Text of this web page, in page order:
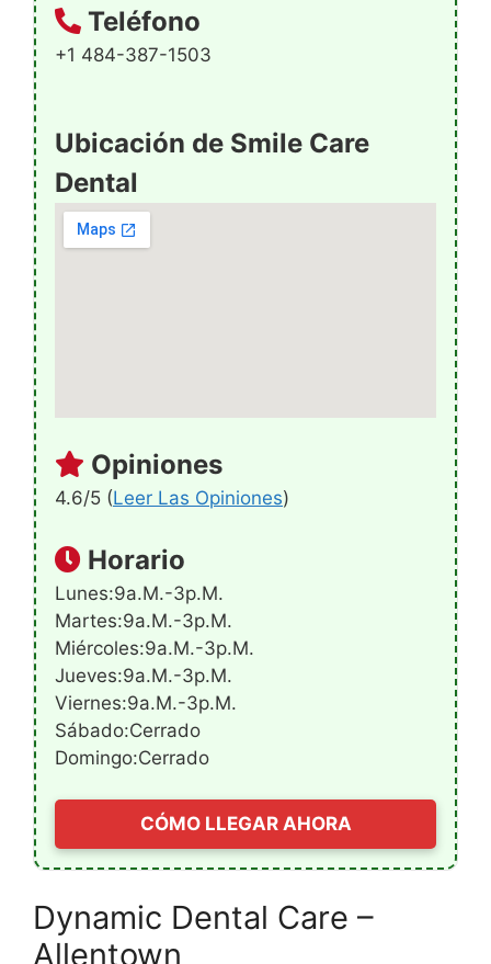
Teléfono
+1 484-387-1503
Ubicación de Smile Care
Dental
Opiniones
4.6/5 (Leer Las Opiniones)
Horario
Lunes:9a.m.-3p.m.
Martes:9a.m.-3p.m.
Miércoles:9a.m.-3p.m.
Jueves:9a.m.-3p.m.
Viernes:9a.m.-3p.m.
Sábado:Cerrado
Domingo:Cerrado
CÓMO LLEGAR AHORA
Dynamic Dental Care –
Allentown